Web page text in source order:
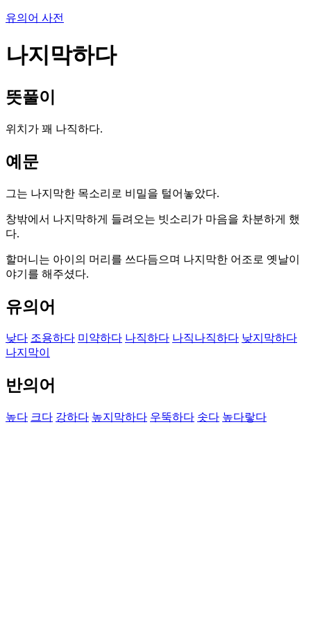
유의어 사전
나지막하다
뜻풀이
위치가 꽤 나직하다.
예문
그는 나지막한 목소리로 비밀을 털어놓았다.
창밖에서 나지막하게 들려오는 빗소리가 마음을 차분하게 했
다.
할머니는 아이의 머리를 쓰다듬으며 나지막한 어조로 옛날이
야기를 해주셨다.
유의어
낮다 조용하다 미약하다 나직하다 나직나직하다 낮지막하다
나지막이
반의어
높다 크다 강하다 높지막하다 우뚝하다 솟다 높다랗다